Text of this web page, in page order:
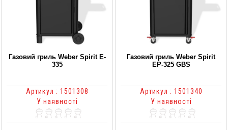
Газовий гриль Weber Spirit E-
335
Артикул : 1501308
У наявності
Газовий гриль Weber Spirit
EP-325 GBS
Артикул : 1501340
У наявності